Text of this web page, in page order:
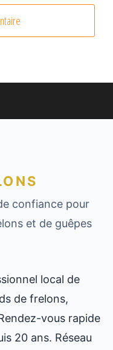
confiance pour
et de guêpes
local de
de frelons,
vous rapide
20 ans. Réseau